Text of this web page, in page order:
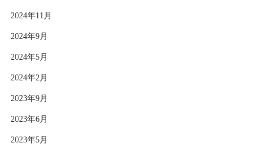
2024年11月
2024年9月
2024年5月
2024年2月
2023年9月
2023年6月
2023年5月